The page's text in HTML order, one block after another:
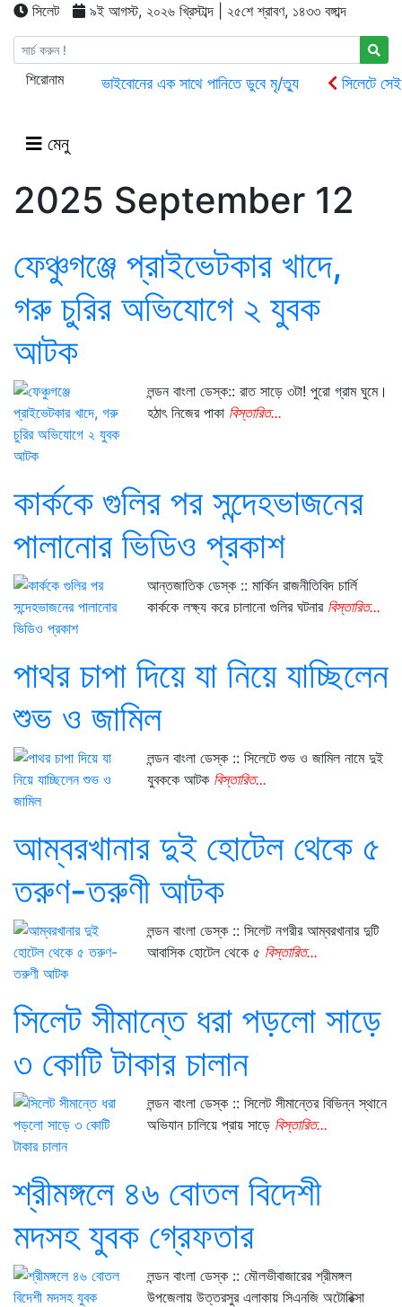
সিলেট ৯ই আগস্ট, ২০২৬ খ্রিস্টাব্দ | ২৫শে শ্রাবণ, ১৪৩৩ বঙ্গাব্দ
শিরোনামআপন দুই ভাইবোনের এক সাথে পানিতে ডুবে মৃ/ত্যু
সিলেটে
জলমহালের ইজারা না হওয়ায় সরকারের লক্ষ লক্ষ টাকা রাজস্ব বঞ্চিত
মেনু
2025 September 12
ফেঞ্চুগঞ্জে প্রাইভেটকার খাদে,
গরু চুরির অভিযোগে ২ যুবক
আটক
লন্ডন বাংলা ডেস্ক:: রাত সাড়ে ৩টা! পুরো গ্রাম ঘুমে।
হঠাৎ নিজের পাকা বিস্তারিত...
কার্ককে গুলির পর সন্দেহভাজনের
পালানোর ভিডিও প্রকাশ
আন্তজাতিক ডেস্ক :: মার্কিন রাজনীতিবিদ চার্লি
কার্ককে লক্ষ্য করে চালানো গুলির ঘটনার বিস্তারিত...
পাথর চাপা দিয়ে যা নিয়ে যাচ্ছিলেন
শুভ ও জামিল
লন্ডন বাংলা ডেস্ক :: সিলেটে শুভ ও জামিল নামে দুই
যুবককে আটক বিস্তারিত...
আম্বরখানার দুই হোটেল থেকে ৫
তরুণ-তরুণী আটক
লন্ডন বাংলা ডেস্ক :: সিলেট নগরীর আম্বরখানার দুটি
আবাসিক হোটেল থেকে ৫ বিস্তারিত...
সিলেট সীমান্তে ধরা পড়লো সাড়ে
৩ কোটি টাকার চালান
লন্ডন বাংলা ডেস্ক :: সিলেট সীমান্তের বিভিন্ন স্থানে
অভিযান চালিয়ে প্রায় সাড়ে বিস্তারিত...
শ্রীমঙ্গলে ৪৬ বোতল বিদেশী
মদসহ যুবক গ্রেফতার
লন্ডন বাংলা ডেস্ক :: মৌলভীবাজারের শ্রীমঙ্গল
উপজেলায় উত্তরসুর এলাকায় সিএনজি অটোরিক্সা